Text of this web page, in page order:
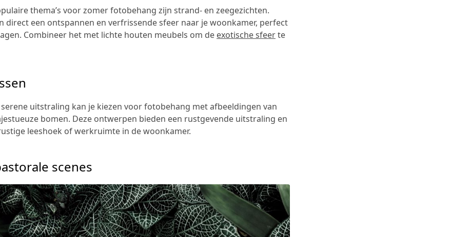
thema’s voor zomer fotobehang zijn strand- en zeegezichten.
direct een ontspannen en verfrissende sfeer naar je woonkamer, perfect
Combineer het met lichte houten meubels om de exotische sfeerte
uitstraling kan je kiezen voor fotobehang met afbeeldingen van
bomen. Deze ontwerpen bieden een rustgevende uitstraling en
leeshoek of werkruimte in de woonkamer.
scenes